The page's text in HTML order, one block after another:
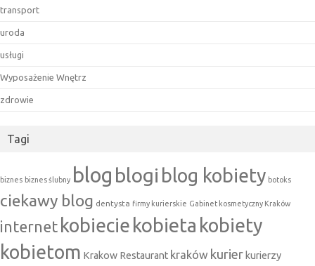
transport
uroda
usługi
Wyposażenie Wnętrz
zdrowie
Tagi
biznes biznes ślubny blog blogi blog kobiety botoks
ciekawy blog dentysta firmy kurierskie Gabinet kosmetyczny Kraków
internet kobiecie kobieta kobiety
kobietom Krakow Restaurant kraków kurier kurierzy